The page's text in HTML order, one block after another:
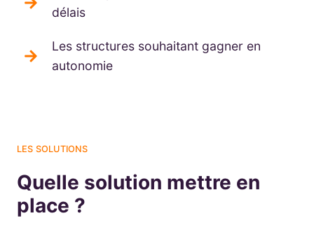
délais
Les structures souhaitant gagner en
autonomie
LES SOLUTIONS
Quelle solution mettre en
place ?